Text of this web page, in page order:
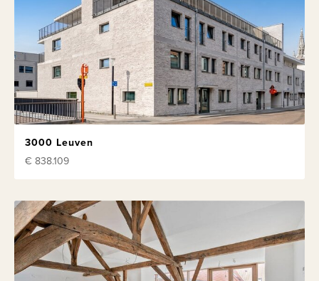
3000 Leuven
€ 838.109